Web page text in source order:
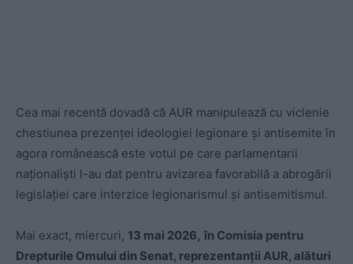
Cea mai recentă dovadă că AUR manipulează cu viclenie
chestiunea prezenței ideologiei legionare și antisemite în
agora românească este votul pe care parlamentarii
naționaliști l-au dat pentru avizarea favorabilă a abrogării
legislației care interzice legionarismul și antisemitismul.
Mai exact, miercuri, 13 mai 2026, în Comisia pentru
Drepturile Omului din Senat, reprezentanții AUR, alături